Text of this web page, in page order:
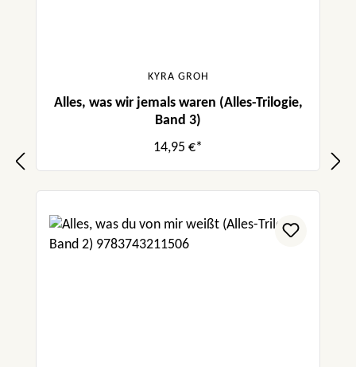
KYRA GROH
Alles, was wir jemals waren (Alles-Trilogie,
Band 3)
14,95 €*